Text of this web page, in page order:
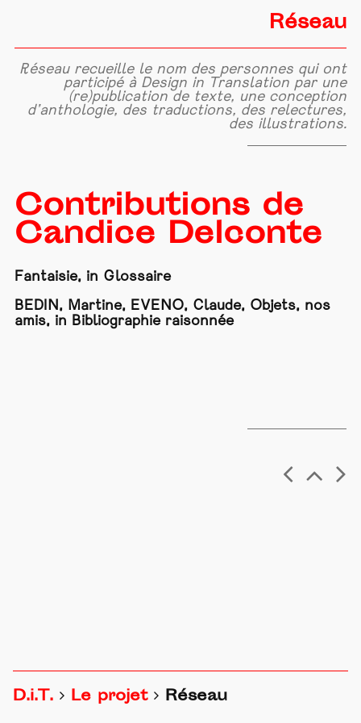
Contributions de
Candice Delconte
Fantaisie, in Glossaire
BEDIN, Martine, EVENO, Claude, Objets, nos
amis, in Bibliographie raisonnée
Réseau
Réseau recueille le nom des personnes qui ont
participé à Design in Translation par une
(re)publication de texte, une conception
d’anthologie, des traductions, des relectures,
des illustrations.
D.i.T. Le projet Réseau